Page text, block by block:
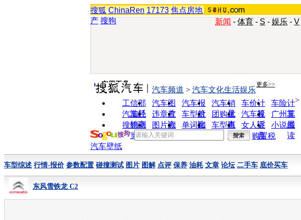
搜狐 ChinaRen 17173 焦点房地
产 搜狗 新闻 - 体育 - S - 娱乐 - V
实用工具 更多>>
工信部
油耗
汽车图
片
汽车报
价
汽车销
量
车价计
算
车险计
算
汽车经
销商
违章查
询
车型对
比
团购优
惠
汽车投
诉
广州车
展
搜狗浏
览器
图片欣
赏
单词翻
车型查
询
女人宝
典
小说阅
读
汽车频道 > 汽车文化生活娱乐
>
购置税
汽车壁纸
车型综述 行情-报价 参数配置 碰撞测试 图片 图解 点评 保养 油耗 文章 论坛 二手车 底价买车
东风雪铁龙 C2